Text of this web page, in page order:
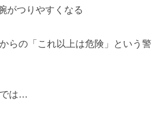
がつりやすくなる
らの「これ以上は危険」という警
では…